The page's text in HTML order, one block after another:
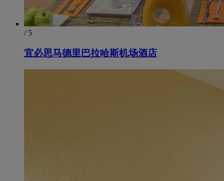
/ 5
宜必思马德里巴拉哈斯机场酒店